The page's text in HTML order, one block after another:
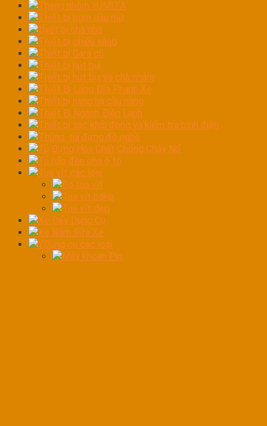
Thang nhôm YUMITA
Thiết bị bơm dầu mỡ
thiết bị chà nhá
Thiết bị chiếu sáng
Thiết bị Gara cũ
Thiết bị hút bụi
Thiết bị hút bụi và chà nhám
Thiết Bị Láng Đĩa Phanh Xe
Thiết bị nâng hạ cầu nâng
Thiết Bị Ngành Điện Lạnh
Thiết bị sạc khởi động và kiểm tra bình điện
Thùng, túi đựng đồ nghề
Tủ Đựng Hóa Chất Chống Cháy Nổ
Tủ hấp đèn pha ô tô
Tua vít các loại
Bộ tua vít
Tua vít bake
Tua vít dẹp
Xe Đẩy Dụng Cụ
Xe Nằm Sửa Xe
YDụng cụ các loại
Máy khoan Pin